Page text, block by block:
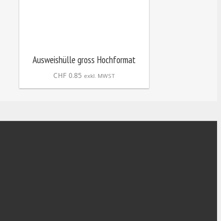
Ausweishülle gross Hochformat
CHF 0.85 exkl. MWST